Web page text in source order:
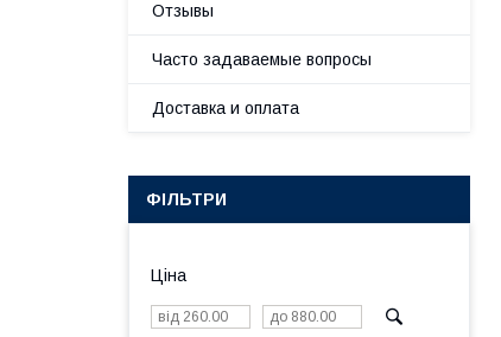
Отзывы
Часто задаваемые вопросы
Доставка и оплата
ФІЛЬТРИ
Ціна